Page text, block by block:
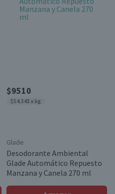
$9510
$54.343 x kg
Glade
Desodorante Ambiental
Glade Automático Repuesto
Manzana y Canela 270 ml